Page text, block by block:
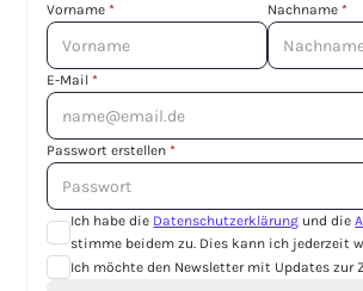
Vorname * Nachname *
E-Mail *
Passwort erstellen *
Ich habe die Datenschutzerklärung und die
stimme beidem zu. Dies kann ich jederzeit
Ich möchte den Newsletter mit Updates zur